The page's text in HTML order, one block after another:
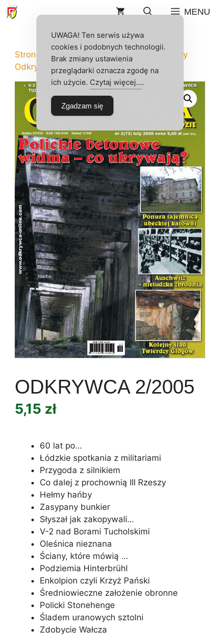
Przejdź
do
MENU
Strona główna/ Sklep / Odkrywca
Numery
Odkrywcy/2005/ ODKRYWCA 2/2005
ODKRYWCA 2/2005
5,15 zł
60 lat po…
Łódzkie spotkania z militariami
Przygoda z silnikiem
Co dalej z prochownią III Rzeszy
Hełmy hańby
Zasypany bunkier
Słyszał jak zakopywali…
V-2 nad Borami Tucholskimi
Oleśnica nieznana
Ściany, które mówią …
Podziemia Hinterbrühl
Enkolpion czyli Krzyż Pański
Średniowieczne założenie obronne
Policki Stonehenge
Śladem uranowych sztolni
Zdobycie Wałcza
UWAGA! Ten serwis używa
cookies i podobnych technologii.
Brak zmiany ustawienia
przeglądarki oznacza zgodę na
ich użycie. Czytaj więcej….
Zgadzam się